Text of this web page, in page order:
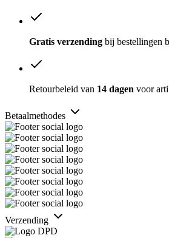
Gratis verzending bij bestellingen
Retourbeleid van 14 dagen voor
Betaalmethodes
Verzending